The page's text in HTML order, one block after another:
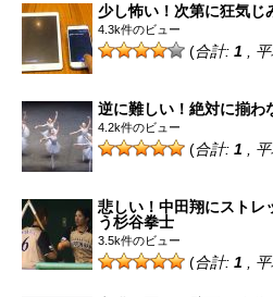
少し怖い！次第に狂気じ
4.3k件のビュー
(合計: 1 ,
逆に難しい！絶対に揃わ
4.2k件のビュー
(合計: 1 ,
悲しい！中田翔にストレ
う杉谷拳士
3.5k件のビュー
(合計: 1 ,